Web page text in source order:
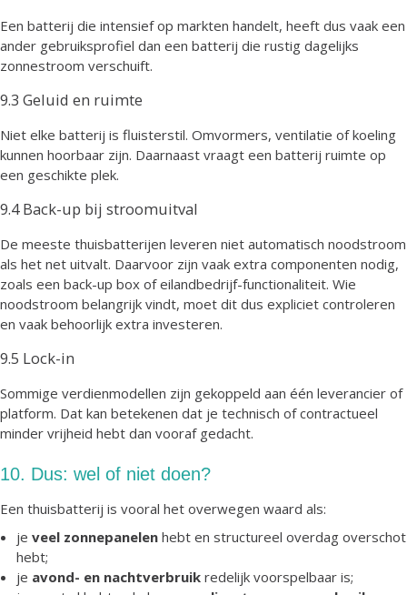
Een batterij die intensief op markten handelt, heeft dus vaak een
ander gebruiksprofiel dan een batterij die rustig dagelijks
zonnestroom verschuift.
9.3 Geluid en ruimte
Niet elke batterij is fluisterstil. Omvormers, ventilatie of koeling
kunnen hoorbaar zijn. Daarnaast vraagt een batterij ruimte op
een geschikte plek.
9.4 Back-up bij stroomuitval
De meeste thuisbatterijen leveren niet automatisch noodstroom
als het net uitvalt. Daarvoor zijn vaak extra componenten nodig,
zoals een back-up box of eilandbedrijf-functionaliteit. Wie
noodstroom belangrijk vindt, moet dit dus expliciet controleren
en vaak behoorlijk extra investeren.
9.5 Lock-in
Sommige verdienmodellen zijn gekoppeld aan één leverancier of
platform. Dat kan betekenen dat je technisch of contractueel
minder vrijheid hebt dan vooraf gedacht.
10. Dus: wel of niet doen?
Een thuisbatterij is vooral het overwegen waard als:
je veel zonnepanelen hebt en structureel overdag overschot
hebt;
je avond- en nachtverbruik redelijk voorspelbaar is;